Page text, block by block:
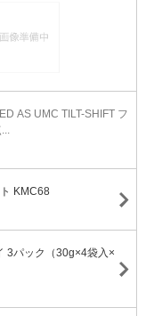
AS UMC TILT-SHIFT フ
KMC68
3パック（30g×4袋入×